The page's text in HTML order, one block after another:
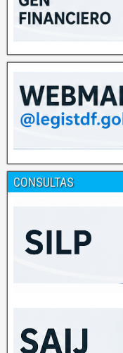
CONSULTAS